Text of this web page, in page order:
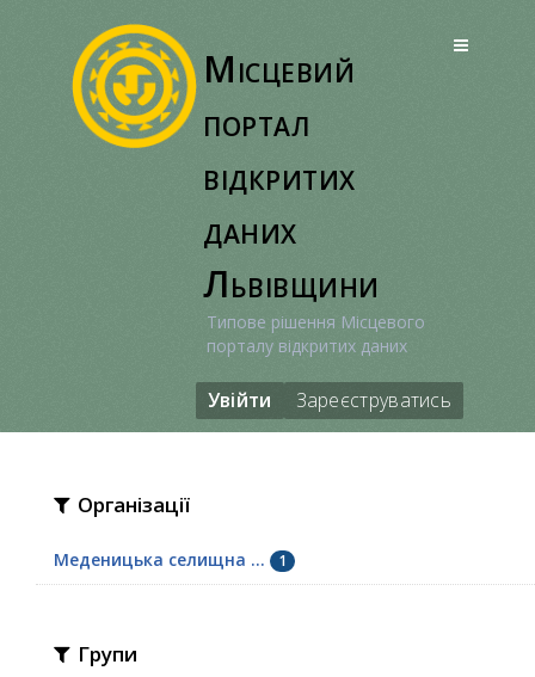
Місцевий
портал
відкритих
даних
Львівщини
Типове рішення Місцевого
порталу відкритих даних
Увійти Зареєструватись
Організації
Меденицька селищна ... 1
Групи